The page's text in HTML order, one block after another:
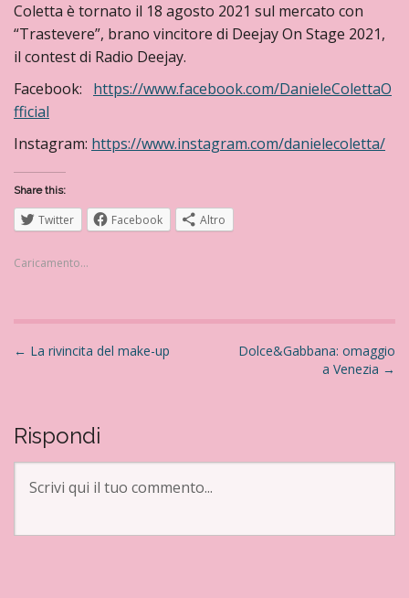
Coletta è tornato il 18 agosto 2021 sul mercato con
“Trastevere”, brano vincitore di Deejay On Stage 2021,
il contest di Radio Deejay.
Facebook: https://www.facebook.com/DanieleColettaO
fficial
Instagram: https://www.instagram.com/danielecoletta/
Share this:
Twitter Facebook Altro
Caricamento...
N
i
g
a
o
← La rivincita del make-up
Dolce&Gabbana: omaggio
a Venezia →
Rispondi